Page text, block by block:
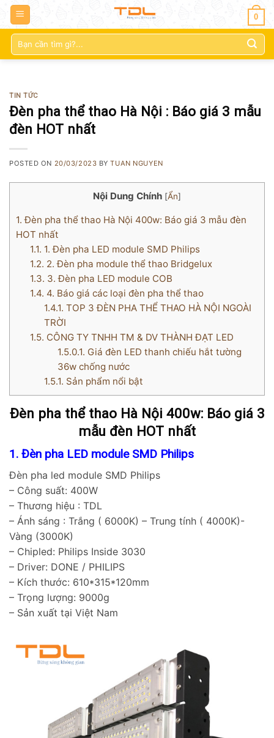
0
Tìm
kiếm:
TIN TỨC
Đèn pha thể thao Hà Nội : Báo giá 3 mẫu
đèn HOT nhất
POSTED ON 20/03/2023 BYTUAN NGUYEN
Nội Dung Chính [Ẩn]
1. Đèn pha thể thao Hà Nội 400w: Báo giá 3 mẫu đèn
HOT nhất
1.1. 1. Đèn pha LED module SMD Philips
1.2. 2. Đèn pha module thể thao Bridgelux
1.3. 3. Đèn pha LED module COB
1.4. 4. Báo giá các loại đèn pha thể thao
1.4.1. TOP 3 ĐÈN PHA THỂ THAO HÀ NỘI NGOÀI
TRỜI
1.5. CÔNG TY TNHH TM & DV THÀNH ĐẠT LED
1.5.0.1. Giá đèn LED thanh chiếu hắt tường
36w chống nước
1.5.1. Sản phẩm nổi bật
Đèn pha thể thao Hà Nội 400w: Báo giá 3
mẫu đèn HOT nhất
1. Đèn pha LED module SMD Philips
Đèn pha led module SMD Philips
– Công suất: 400W
– Thương hiệu : TDL
– Ánh sáng : Trắng ( 6000K) – Trung tính ( 4000K)-
Vàng (3000K)
– Chipled: Philips Inside 3030
– Driver: DONE / PHILIPS
– Kích thước: 610*315*120mm
– Trọng lượng: 9000g
– Sản xuất tại Việt Nam